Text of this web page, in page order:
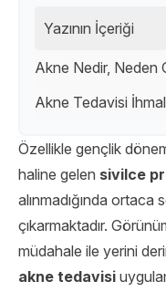
Yazının İçeriği
Akne Nedir, Neden
Akne Tedavisi
Özellikle gençlik
haline gelen sivilce
alınmadığında
çıkarmaktadır.
müdahale ile yerini
akne tedavisi